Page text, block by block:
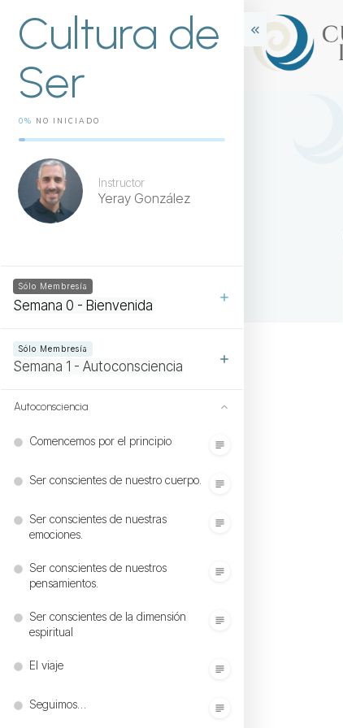
Cultura de
Ser
0% NO INICIADO
Instructor
Yeray González
Sólo Membresía
Semana 0 - Bienvenida
Sólo Membresía
Semana 1 - Autoconsciencia
Autoconsciencia
Comencemos por el principio
Ser conscientes de nuestro cuerpo.
Ser conscientes de nuestras
emociones.
Ser conscientes de nuestros
pensamientos.
Ser conscientes de la dimensión
espiritual
El viaje
Seguimos…